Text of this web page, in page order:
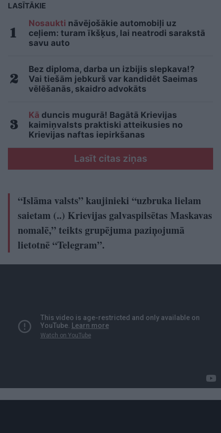
LASĪTĀKIE
Nosaukti nāvējošākie automobiļi uz
ceļiem: turam īkšķus, lai neatrodi sarakstā
savu auto
Bez diploma, darba un izbijis slepkava!?
Vai tiešām jebkurš var kandidēt Saeimas
vēlēšanās, skaidro advokāts
Kā duncis mugurā! Bagātā Krievijas
kaimiņvalsts praktiski atteikusies no
Krievijas naftas iepirkšanas
Lasīt citas ziņas
“Islāma valsts” kaujinieki “uzbruka lielam
saietam (..) Krievijas galvaspilsētas Maskavas
nomalē,” teikts grupējuma paziņojumā
lietotnē “Telegram”.